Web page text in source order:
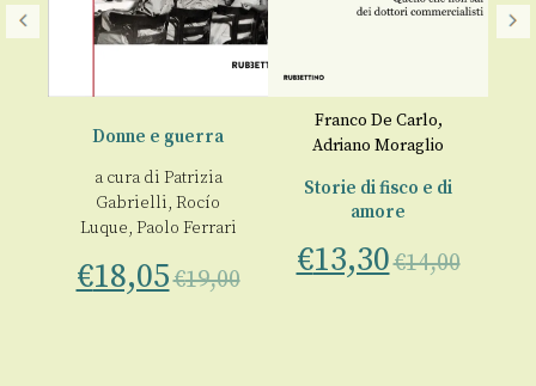
Donne e guerra
a cura di Patrizia
Gabrielli, Rocío
Luque, Paolo Ferrari
€18,05€19,00
Franco De Carlo,
Adriano Moraglio
Storie di fisco e di
amore
€13,30€14,00